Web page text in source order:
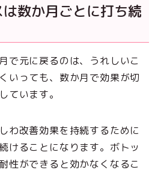
数か月ごとに打ち続
で元に戻るのは、うれしいこ
いっても、数か月で効果が切
ています。
わ改善効果を持続するために
けることになります。ボトッ
性ができると効かなくなるこ